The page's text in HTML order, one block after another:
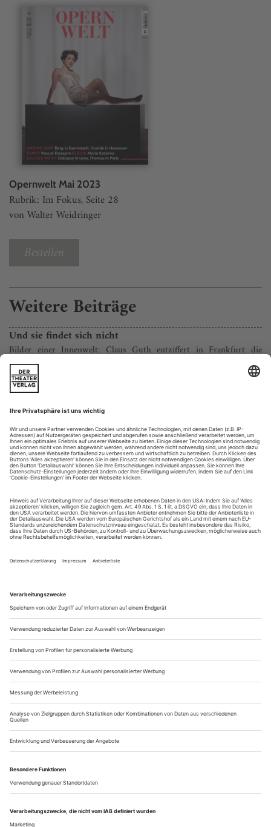
Opernwelt Mai 2023
Rubrik: Im Fokus, Seite 28
von Walter Weidringer
Bestellen
Weitere Beiträge
Und sie findet sich nicht
Bilder einer Innenwelt: Claus Guth entziffert in Frankfurt die
psychische Polyphonie der Strauss’schen «Elektra»
In seiner dem Libretto zugrunde liegenden Schauspielversion
des antiken Stoffs hat Hugo von Hofmannsthal die Gestalt der
Sophokleischen Elektra in eine moderne, vom Geist der
nervösen Unrast des Fin de Siècle geprägte Figur verwandelt.
Das Nietzsche und Freud zusammenzwingende Psychodrama
zeigt sie als traumatisierte, von einem einzigen Wunsch
besessene Frau: den...
Nur wer die Sehnsucht kennt ...
Dvořák: Rusalka FREIBURG | THEATER
Rusalka» boomt. Allein im Südwesten Deutschlands steht
Dvořáks populärste Oper in dieser Spielzeit in Stuttgart,
leben. Die mit einer anderen Identität aber auch nicht
glücklich wird – das klingt nach 21. Jahrhundert. Kateryna
Sokolova lässt sich...
Lost in Loops
25 Jahre Nico and the Navigators – und ein Abend im Konzerthaus
Berlin
Ein randloses Quadrat schwebt über dem
Konzerthausorchester Berlin. Auf einer Leinwand Wolken vor
blauem Himmel – eine Wohlfühlästhetik wie angesichts der
Einblendung weiser Lebenshilfesprüche bei «Instagram».
Nicht nur das quadratische Format, auch das Programm
weckt Digitalisierungsassoziationen. In kurzweiliger Playlist-
Manier werden genreübergreifende...